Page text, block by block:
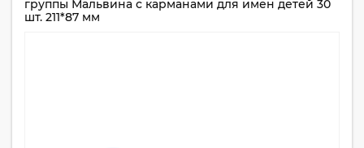
группы Мальвина с карманами для имен детей 30
шт. 211*87 мм